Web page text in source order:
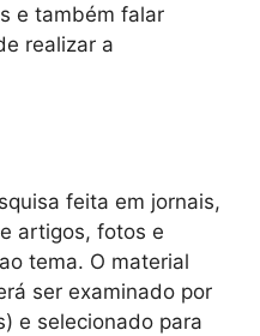
e também falar
realizar a
feita em jornais,
artigos, fotos e
tema. O material
ser examinado por
e selecionado para